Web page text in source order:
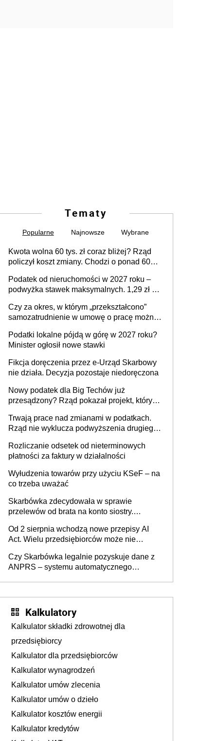
Tematy
Popularne Najnowsze Wybrane
Kwota wolna 60 tys. zł coraz bliżej? Rząd
policzył koszt zmiany. Chodzi o ponad 60
Podatek od nieruchomości w 2027 roku –
podwyżka stawek maksymalnych. 1,29 zł za
budynków i lokali związanych z
prowadzeniem działalności gospodarczej
Czy za okres, w którym „przekształcono”
samozatrudnienie w umowę o pracę można
umowy cywilnoprawnej jedynym
racjonalnym wyjściem
Podatki lokalne pójdą w górę w 2027 roku?
Minister ogłosił nowe stawki
Fikcja doręczenia przez e-Urząd Skarbowy
nie działa. Decyzja pozostaje niedoręczona
Nowy podatek dla Big Techów już
przesądzony? Rząd pokazał projekt, który
Trwają prace nad zmianami w podatkach.
Rząd nie wyklucza podwyższenia drugiego
Rozliczanie odsetek od nieterminowych
płatności za faktury w działalności
Wyłudzenia towarów przy użyciu KSeF – na
co trzeba uważać
Skarbówka zdecydowała w sprawie
przelewów od brata na konto siostry.
darowizna, ale podatku jednak nie będzie
Od 2 sierpnia wchodzą nowe przepisy AI
Act. Wielu przedsiębiorców może nie
Czy Skarbówka legalnie pozyskuje dane z
ANPRS – systemu automatycznego
Kalkulatory
Kalkulator składki zdrowotnej dla
przedsiębiorcy
Kalkulator dla przedsiębiorców
Kalkulator wynagrodzeń
Kalkulator umów zlecenia
Kalkulator umów o dzieło
Kalkulator kosztów energii
Kalkulator kredytów